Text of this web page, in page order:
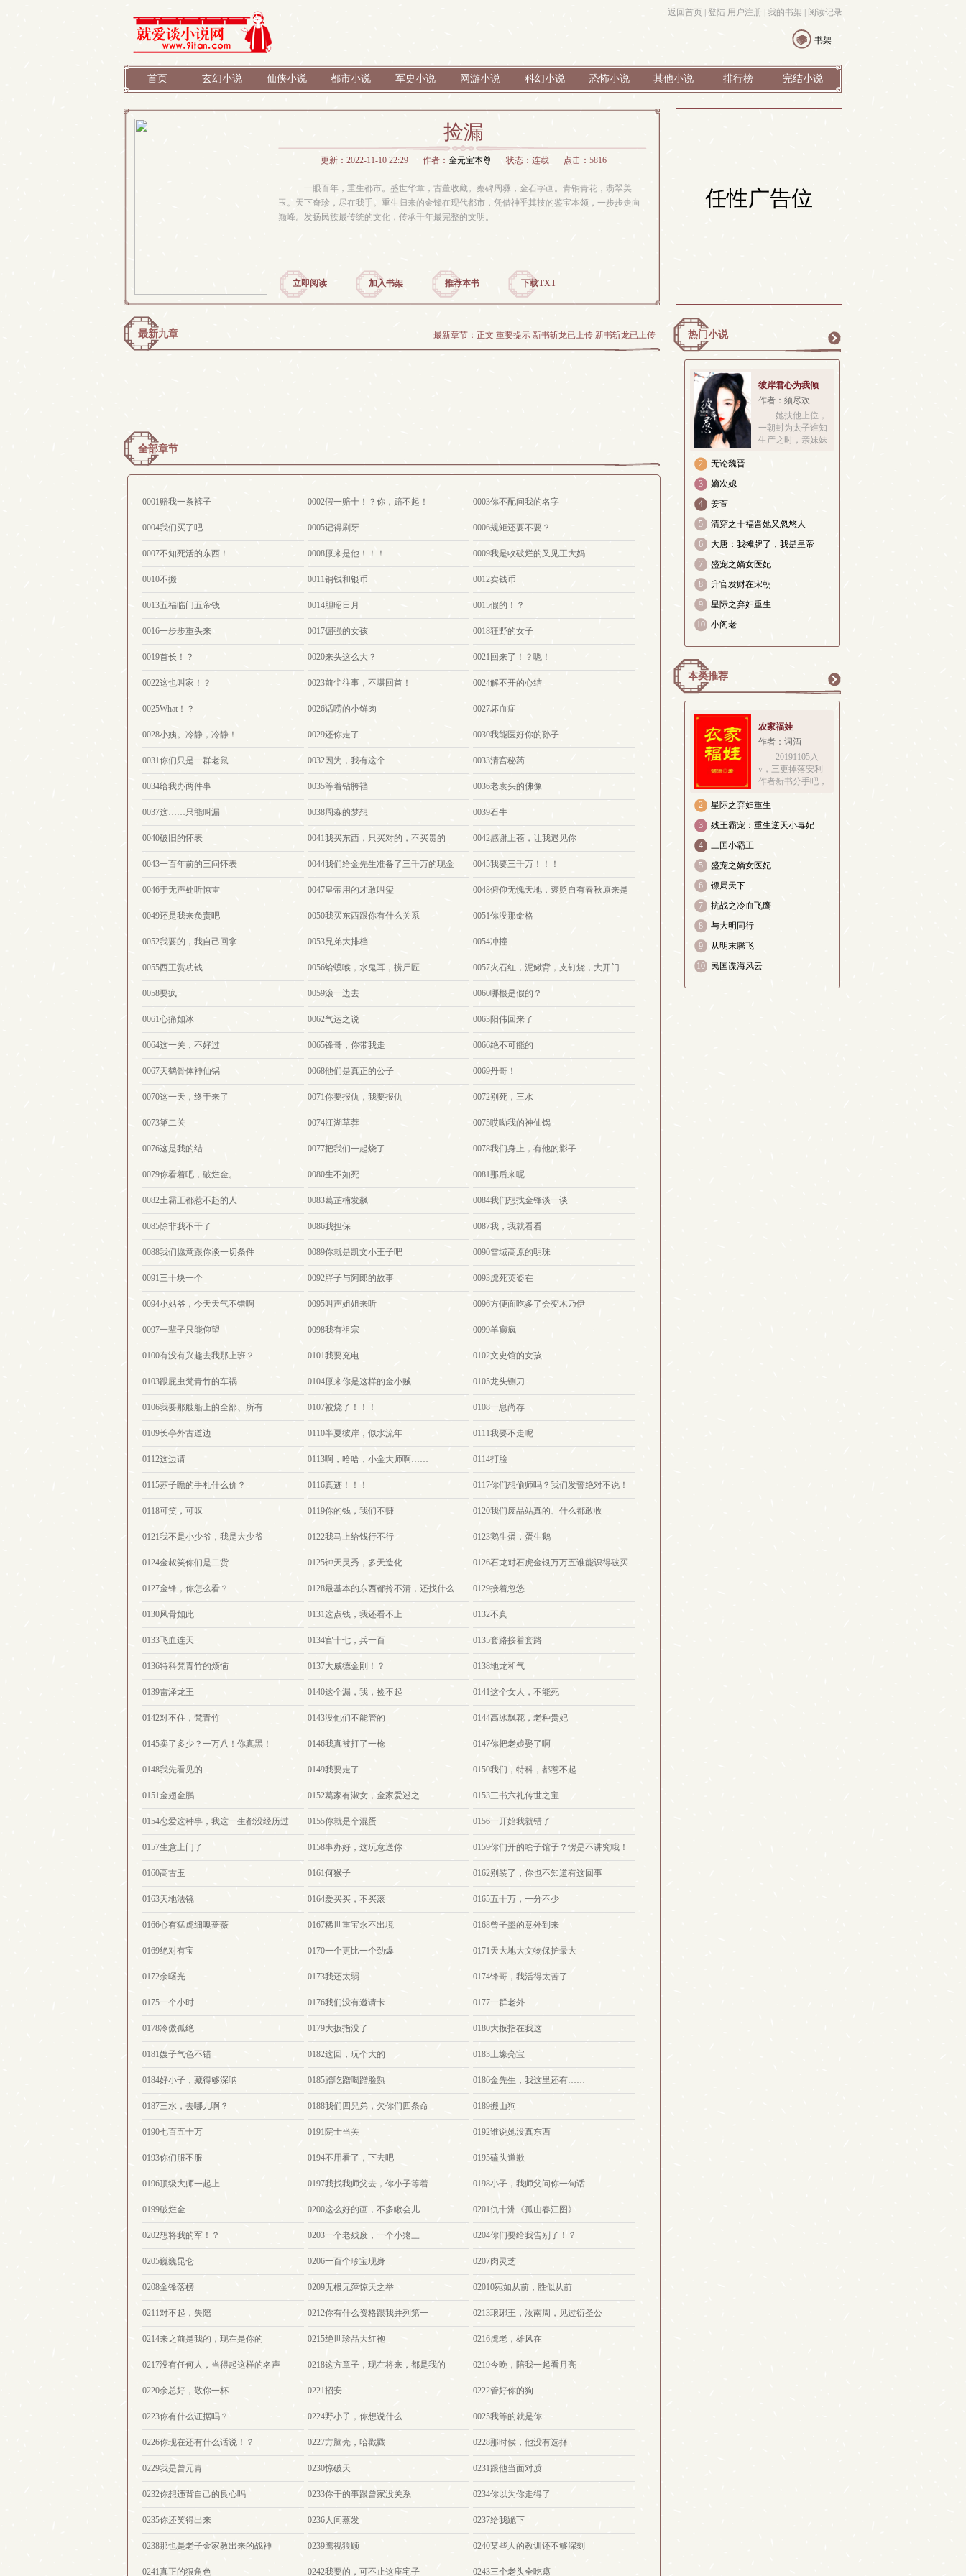
返回首页 登陆 用户注册 我的书架 阅读记录
书架
首页 玄幻小说 仙侠小说 都市小说 军史小说 网游小说 科幻小说 恐怖小说 其他小说 排行榜 完结小说
捡漏
更新：2022-11-10 22:29 作者： 金元宝本尊 状态：连载 点击：5816
一眼百年，重生都市。盛世华章，古董收藏。秦碑周彝，金石字画。青铜青花，翡翠美
玉。天下奇珍，尽在我手。重生归来的金锋在现代都市，凭借神乎其技的鉴宝本领，一步步走向
巅峰。发扬民族最传统的文化，传承千年最完整的文明。
立即阅读 加入书架 推荐本书 下载TXT
任性广告位
最新九章 最新章节： 正文 重要提示 新书斩龙已上传 新书斩龙已上传
全部章节
0001赔我一条裤子 0002假一赔十！？你，赔不起！ 0003你不配问我的名字
0004我们买了吧 0005记得刷牙 0006规矩还要不要？
0007不知死活的东西！ 0008原来是他！！！ 0009我是收破烂的又见王大妈
0010不搬 0011铜钱和银币 0012卖钱币
0013五福临门五帝钱 0014胆昭日月 0015假的！？
0016一步步重头来 0017倔强的女孩 0018狂野的女子
0019首长！？ 0020来头这么大？ 0021回来了！？嗯！
0022这也叫家！？ 0023前尘往事，不堪回首！ 0024解不开的心结
0025What！？ 0026话唠的小鲜肉 0027坏血症
0028小姨。冷静，冷静！ 0029还你走了 0030我能医好你的孙子
0031你们只是一群老鼠 0032因为，我有这个 0033清宫秘药
0034给我办两件事 0035等着钻胯裆 0036老袁头的佛像
0037这……只能叫漏 0038周淼的梦想 0039石牛
0040破旧的怀表 0041我买东西，只买对的，不买贵的 0042感谢上苍，让我遇见你
0043一百年前的三问怀表 0044我们给金先生准备了三千万的现金 0045我要三千万！！！
0046于无声处听惊雷 0047皇帝用的才敢叫玺 0048俯仰无愧天地，褒贬自有春秋原来是
他
0049还是我来负责吧 0050我买东西跟你有什么关系 0051你没那命格
0052我要的，我自己回拿 0053兄弟大排档 0054冲撞
0055西王赏功钱 0056蛤蟆喉，水鬼耳，捞尸匠 0057火石红，泥鳅背，支钉烧，大开门
0058要疯 0059滚一边去 0060哪根是假的？
0061心痛如冰 0062气运之说 0063阳伟回来了
0064这一关，不好过 0065锋哥，你带我走 0066绝不可能的
0067天鹤骨体神仙锅 0068他们是真正的公子 0069丹哥！
0070这一天，终于来了 0071你要报仇，我要报仇 0072别死，三水
0073第二关 0074江湖草莽 0075哎呦我的神仙锅
0076这是我的结 0077把我们一起烧了 0078我们身上，有他的影子
0079你看着吧，破烂金。 0080生不如死 0081那后来呢
0082土霸王都惹不起的人 0083葛芷楠发飙 0084我们想找金锋谈一谈
0085除非我不干了 0086我担保 0087我，我就看看
0088我们愿意跟你谈一切条件 0089你就是凯文小王子吧 0090雪域高原的明珠
0091三十块一个 0092胖子与阿郎的故事 0093虎死英姿在
0094小姑爷，今天天气不错啊 0095叫声姐姐来听 0096方便面吃多了会变木乃伊
0097一辈子只能仰望 0098我有祖宗 0099羊癫疯
0100有没有兴趣去我那上班？ 0101我要充电 0102文史馆的女孩
0103跟屁虫梵青竹的车祸 0104原来你是这样的金小贼 0105龙头铡刀
0106我要那艘船上的全部、所有 0107被烧了！！！ 0108一息尚存
0109长亭外古道边 0110半夏彼岸，似水流年 0111我要不走呢
0112这边请 0113啊，哈哈，小金大师啊…… 0114打脸
0115苏子瞻的手札什么价？ 0116真迹！！！ 0117你们想偷师吗？我们发誓绝对不说！
0118可笑，可叹 0119你的钱，我们不赚 0120我们废品站真的、什么都敢收
0121我不是小少爷，我是大少爷 0122我马上给钱行不行 0123鹅生蛋，蛋生鹅
0124金叔笑你们是二货 0125钟天灵秀，多天造化 0126石龙对石虎金银万万五谁能识得破买
尽锦城府
0127金锋，你怎么看？ 0128最基本的东西都拎不清，还找什么 0129接着忽悠
0130风骨如此 0131这点钱，我还看不上 0132不真
0133飞血连天 0134官十七，兵一百 0135套路接着套路
0136特科梵青竹的烦恼 0137大威德金刚！？ 0138地龙和气
0139雷泽龙王 0140这个漏，我，捡不起 0141这个女人，不能死
0142对不住，梵青竹 0143没他们不能管的 0144高冰飘花，老种贵妃
0145卖了多少？一万八！你真黑！ 0146我真被打了一枪 0147你把老娘娶了啊
0148我先看见的 0149我要走了 0150我们，特科，都惹不起
0151金翅金鹏 0152葛家有淑女，金家爱逑之 0153三书六礼传世之宝
0154恋爱这种事，我这一生都没经历过 0155你就是个混蛋 0156一开始我就错了
0157生意上门了 0158事办好，这玩意送你 0159你们开的啥子馆子？愣是不讲究哦！
0160高古玉 0161何猴子 0162别装了，你也不知道有这回事
0163天地法镜 0164爱买买，不买滚 0165五十万，一分不少
0166心有猛虎细嗅蔷薇 0167稀世重宝永不出境 0168曾子墨的意外到来
0169绝对有宝 0170一个更比一个劲爆 0171天大地大文物保护最大
0172余曙光 0173我还太弱 0174锋哥，我活得太苦了
0175一个小时 0176我们没有邀请卡 0177一群老外
0178冷傲孤绝 0179大扳指没了 0180大扳指在我这
0181嫂子气色不错 0182这回，玩个大的 0183土壕亮宝
0184好小子，藏得够深呐 0185蹭吃蹭喝蹭脸熟 0186金先生，我这里还有……
0187三水，去哪儿啊？ 0188我们四兄弟，欠你们四条命 0189搬山狗
0190七百五十万 0191院士当关 0192谁说她没真东西
0193你们服不服 0194不用看了，下去吧 0195磕头道歉
0196顶级大师一起上 0197我找我师父去，你小子等着 0198小子，我师父问你一句话
0199破烂金 0200这么好的画，不多瞅会儿 0201仇十洲《孤山春江图》
0202想将我的军！？ 0203一个老残废，一个小瘪三 0204你们要给我告别了！？
0205巍巍昆仑 0206一百个珍宝现身 0207肉灵芝
0208金锋落榜 0209无根无萍惊天之举 02010宛如从前，胜似从前
0211对不起，失陪 0212你有什么资格跟我并列第一 0213琅琊王，汝南周，见过衍圣公
0214来之前是我的，现在是你的 0215绝世珍品大红袍 0216虎老，雄风在
0217没有任何人，当得起这样的名声 0218这方章子，现在将来，都是我的 0219今晚，陪我一起看月亮
0220余总好，敬你一杯 0221招安 0222管好你的狗
0223你有什么证据吗？ 0224野小子，你想说什么 0025我等的就是你
0226你现在还有什么话说！？ 0227方脑壳，哈戳戳 0228那时候，他没有选择
0229我是曾元青 0230惊破天 0231跟他当面对质
0232你想违背自己的良心吗 0233你干的事跟曾家没关系 0234你以为你走得了
0235你还笑得出来 0236人间蒸发 0237给我跪下
0238那也是老子金家教出来的战神 0239鹰视狼顾 0240某些人的教训还不够深刻
0241真正的狠角色 0242我要的，可不止这座宅子 0243三个老头全吃瘪
热门小说
彼岸君心为我倾
作者：须尽欢
她扶他上位，
一朝封为太子谁知
生产之时，亲妹妹
妹、踩贱男、扶母
族步步惊心、精巧
设计然而，在她决
定此生弃
2
无论魏晋
3
嫡次媳
4
姜萱
5
清穿之十福晋她又忽悠人
6
大唐：我摊牌了，我是皇帝
7
盛宠之嫡女医妃
8
升官发财在宋朝
9
星际之弃妇重生
10 小阁老
本类推荐
更
农家福娃
作者：词酒
20191105入
v，三更掉落安利
作者新书分手吧，
我要考哈佛专栏可
见大概是锦鲤图转
带着锦鲤胎记投胎
要强心地好，就是
2
星际之弃妇重生
3
残王霸宠：重生逆天小毒妃
4
三国小霸王
5
盛宠之嫡女医妃
6
镖局天下
7
抗战之冷血飞鹰
8
与大明同行
9
从明末腾飞
10
民国谍海风云